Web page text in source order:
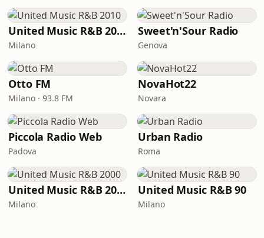
United Music R&B 2010
Milano
Sweet'n'Sour Radio
Genova
Otto FM
Milano · 93.8 FM
NovaHot22
Novara
Piccola Radio Web
Padova
Urban Radio
Roma
United Music R&B 2000
Milano
United Music R&B 90
Milano